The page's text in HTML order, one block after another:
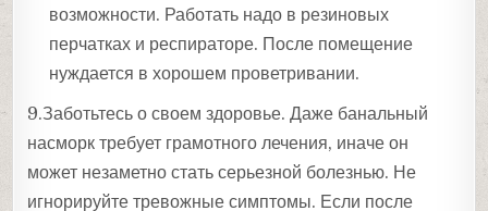
возможности. Работать надо в резиновых
перчатках и респираторе. После помещение
нуждается в хорошем проветривании.
9.Заботьтесь о своем здоровье. Даже банальный
насморк требует грамотного лечения, иначе он
может незаметно стать серьезной болезнью. Не
игнорируйте тревожные симптомы. Если после